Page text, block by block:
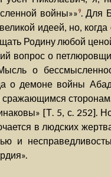
войны»»9. Для
идеей, но,
Родину любой
вопрос о
о
о демоне войны
сражающимся
[Т. 5, с. 252].
в людских
и